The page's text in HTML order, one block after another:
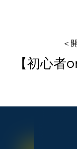
【
＜
【初心